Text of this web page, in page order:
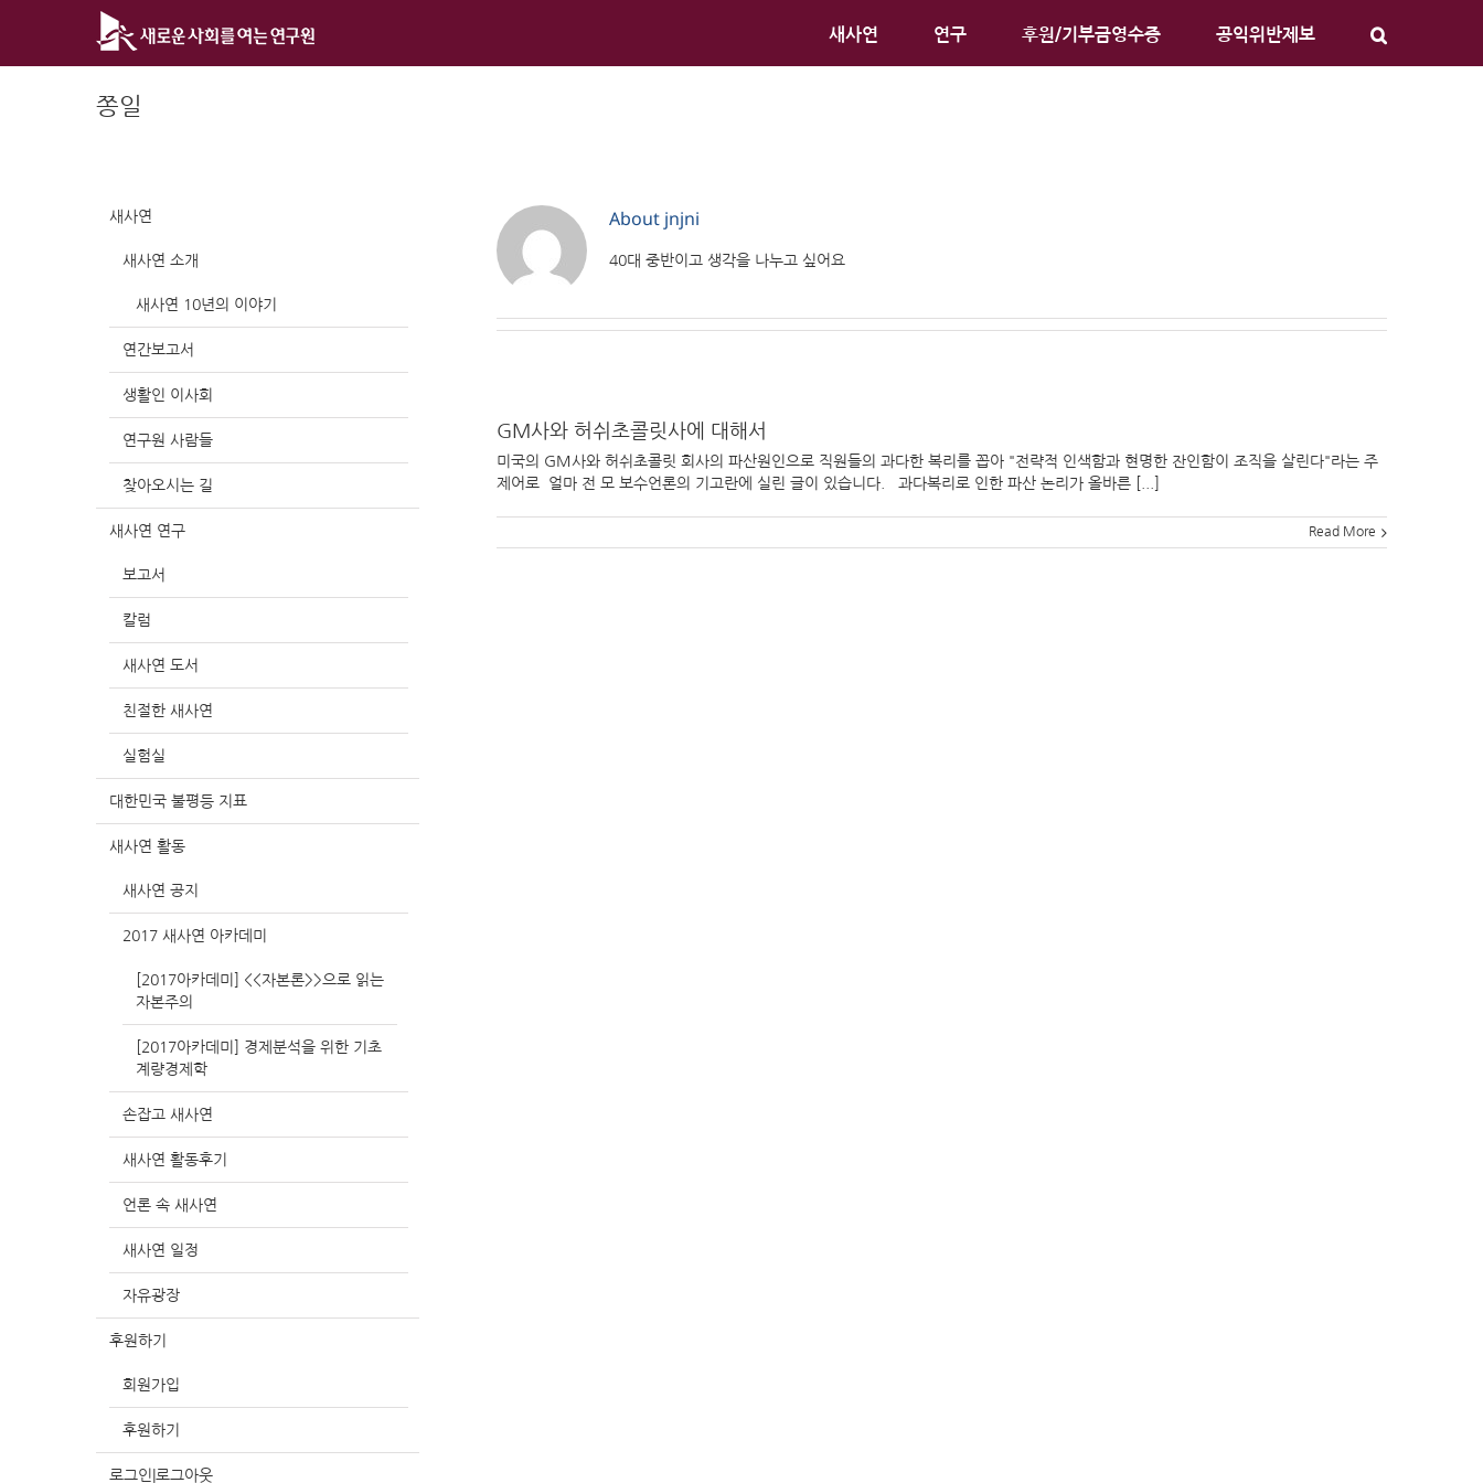
새사연 연구 후원/기부금영수증 공익위반제보
쫑일
About jnjni
40대 중반이고 생각을 나누고 싶어요
GM사와 허쉬초콜릿사에 대해서
미국의 GM사와 허쉬초콜릿 회사의 파산원인으로 직원들의 과다한 복리를 꼽아 "전략적 인색함과 현명한 잔인함이 조직을 살린다"라는 주
제어로 얼마 전 모 보수언론의 기고란에 실린 글이 있습니다. 과다복리로 인한 파산 논리가 올바른 [...]
Read More
새사연
새사연 소개
새사연 10년의 이야기
연간보고서
생활인 이사회
연구원 사람들
찾아오시는 길
새사연 연구
보고서
칼럼
새사연 도서
친절한 새사연
실험실
대한민국 불평등 지표
새사연 활동
새사연 공지
2017 새사연 아카데미
[2017아카데미] <<자본론>>으로 읽는
자본주의
[2017아카데미] 경제분석을 위한 기초
계량경제학
손잡고 새사연
새사연 활동후기
언론 속 새사연
새사연 일정
자유광장
후원하기
회원가입
후원하기
로그인|로그아웃